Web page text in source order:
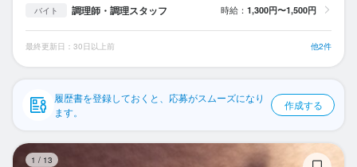
食べログ求人PRESS
プライバシーポリシー
利用規約
企業情報
バイト 調理師・調理スタッフ 時給： 1,300円〜1,500円
最終更新日：30日以上前 他2件
履歴書を登録しておくと、応募がスムーズになり
ます。
作成する
1 / 13